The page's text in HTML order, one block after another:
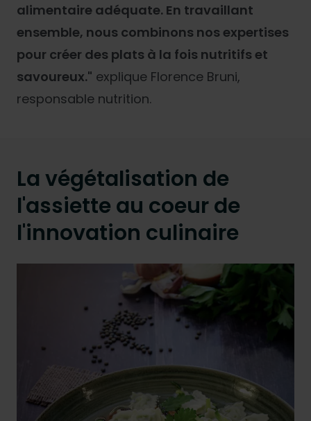
alimentaire adéquate. En travaillant
ensemble, nous combinons nos expertises
pour créer des plats à la fois nutritifs et
savoureux." explique Florence Bruni,
responsable nutrition.
La végétalisation de
l'assiette au coeur de
l'innovation culinaire